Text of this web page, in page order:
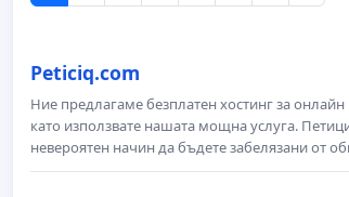
Peticiq.com
Ние предлагаме безплатен хостинг за
като използвате нашата мощна услуга.
невероятен начин да бъдете забелязани от